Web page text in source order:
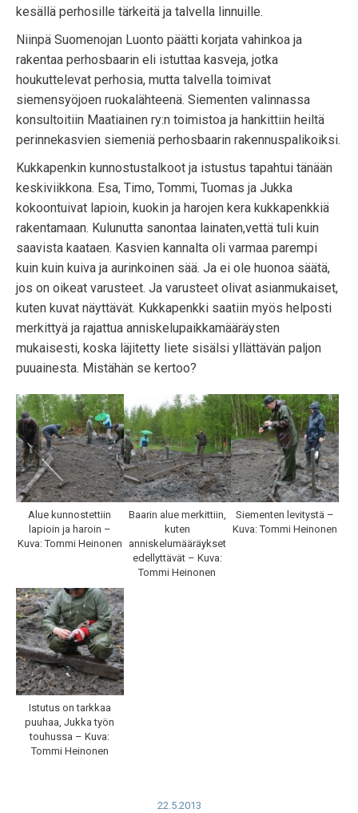
kesällä perhosille tärkeitä ja talvella linnuille.
Niinpä Suomenojan Luonto päätti korjata vahinkoa ja
rakentaa perhosbaarin eli istuttaa kasveja, jotka
houkuttelevat perhosia, mutta talvella toimivat
siemensyöjoen ruokalähteenä. Siementen valinnassa
konsultoitiin Maatiainen ry:n toimistoa ja hankittiin heiltä
perinnekasvien siemeniä perhosbaarin rakennuspalikoiksi.
Kukkapenkin kunnostustalkoot ja istustus tapahtui tänään
keskiviikkona. Esa, Timo, Tommi, Tuomas ja Jukka
kokoontuivat lapioin, kuokin ja harojen kera kukkapenkkiä
rakentamaan. Kulunutta sanontaa lainaten,vettä tuli kuin
saavista kaataen. Kasvien kannalta oli varmaa parempi
kuin kuin kuiva ja aurinkoinen sää. Ja ei ole huonoa säätä,
jos on oikeat varusteet. Ja varusteet olivat asianmukaiset,
kuten kuvat näyttävät. Kukkapenkki saatiin myös helposti
merkittyä ja rajattua anniskelupaikkamääräysten
mukaisesti, koska läjitetty liete sisälsi yllättävän paljon
puuainesta. Mistähän se kertoo?
Alue kunnostettiin
lapioin ja haroin –
Kuva: Tommi Heinonen
Baarin alue merkittiin,
kuten
anniskelumääräykset
edellyttävät – Kuva:
Tommi Heinonen
Siementen levitystä –
Kuva: Tommi Heinonen
Istutus on tarkkaa
puuhaa, Jukka työn
touhussa – Kuva:
Tommi Heinonen
22.5.2013